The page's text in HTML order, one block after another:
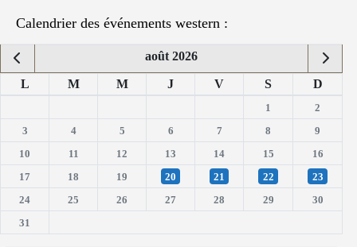
Calendrier des événements western :
août 2026
L M M J V S D
1
2
3
4 5 6 7 8
9
10
11 12 13 14 15
16
17
18 19 20 21 22
23
24
25 26 27 28 29
30
31